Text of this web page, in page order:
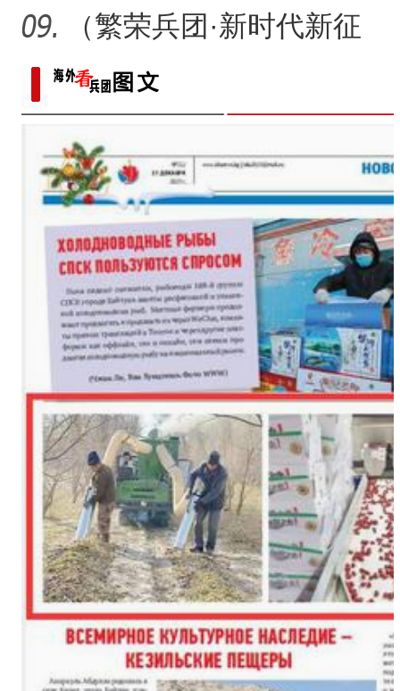
侨乡故事 | 创业者青年古丽
铁门关市迎今冬首场降雪
植面积最大油莎豆示范基
地
（繁荣兵团·新时代新征
程）沙漠瀚海中的新疆兵
团